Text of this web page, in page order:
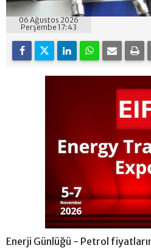
06 Ağustos 2026
Perşembe 17:43
Enerji Günlüğü - Petrol